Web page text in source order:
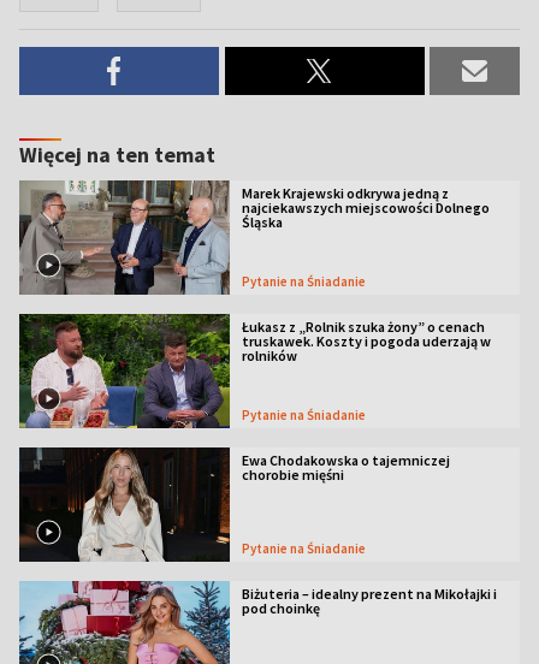
Więcej na ten temat
Marek Krajewski odkrywa jedną z
najciekawszych miejscowości Dolnego
Śląska
Pytanie na Śniadanie
Łukasz z „Rolnik szuka żony” o cenach
truskawek. Koszty i pogoda uderzają w
rolników
Pytanie na Śniadanie
Ewa Chodakowska o tajemniczej
chorobie mięśni
Pytanie na Śniadanie
Biżuteria – idealny prezent na Mikołajki i
pod choinkę